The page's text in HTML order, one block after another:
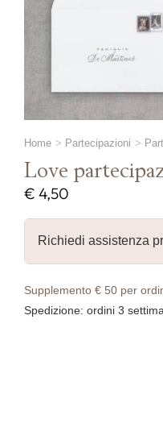
Home Partecipazioni
Love
€ 4,50
Richiedi assistenza
Supplemento € 50 per
Spedizione: ordini 3